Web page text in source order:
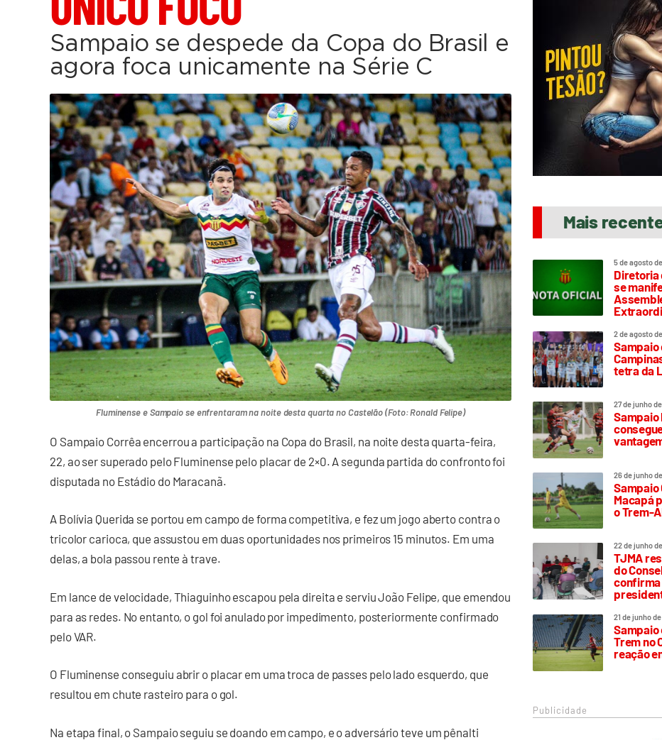
Sampaio se despede da Copa do Brasil e
agora foca unicamente na Série C
Fluminense e Sampaio se enfrentaram na noite desta quarta no Castelão (Foto: Ronald Felipe)
O Sampaio Corrêa encerrou a participação na Copa do Brasil, na noite desta quarta-feira,
22, ao ser superado pelo Fluminense pelo placar de 2×0. A segunda partida do confronto foi
disputada no Estádio do Maracanã.
A Bolívia Querida se portou em campo de forma competitiva, e fez um jogo aberto contra o
tricolor carioca, que assustou em duas oportunidades nos primeiros 15 minutos. Em uma
delas, a bola passou rente à trave.
Em lance de velocidade, Thiaguinho escapou pela direita e serviu João Felipe, que emendou
para as redes. No entanto, o gol foi anulado por impedimento, posteriormente confirmado
pelo VAR.
O Fluminense conseguiu abrir o placar em uma troca de passes pelo lado esquerdo, que
resultou em chute rasteiro para o gol.
Na etapa final, o Sampaio seguiu se doando em campo, e o adversário teve um pênalti
Mais
5 de agosto
Diretoria
se
2 de agosto
tetra da
27 de junho
Sampaio
26 de junho
Sampaio
Macapá
o Trem-
22 de junho
TJMA
do
confirma
21 de junho
Sampaio
Trem no
reação
Publicidade